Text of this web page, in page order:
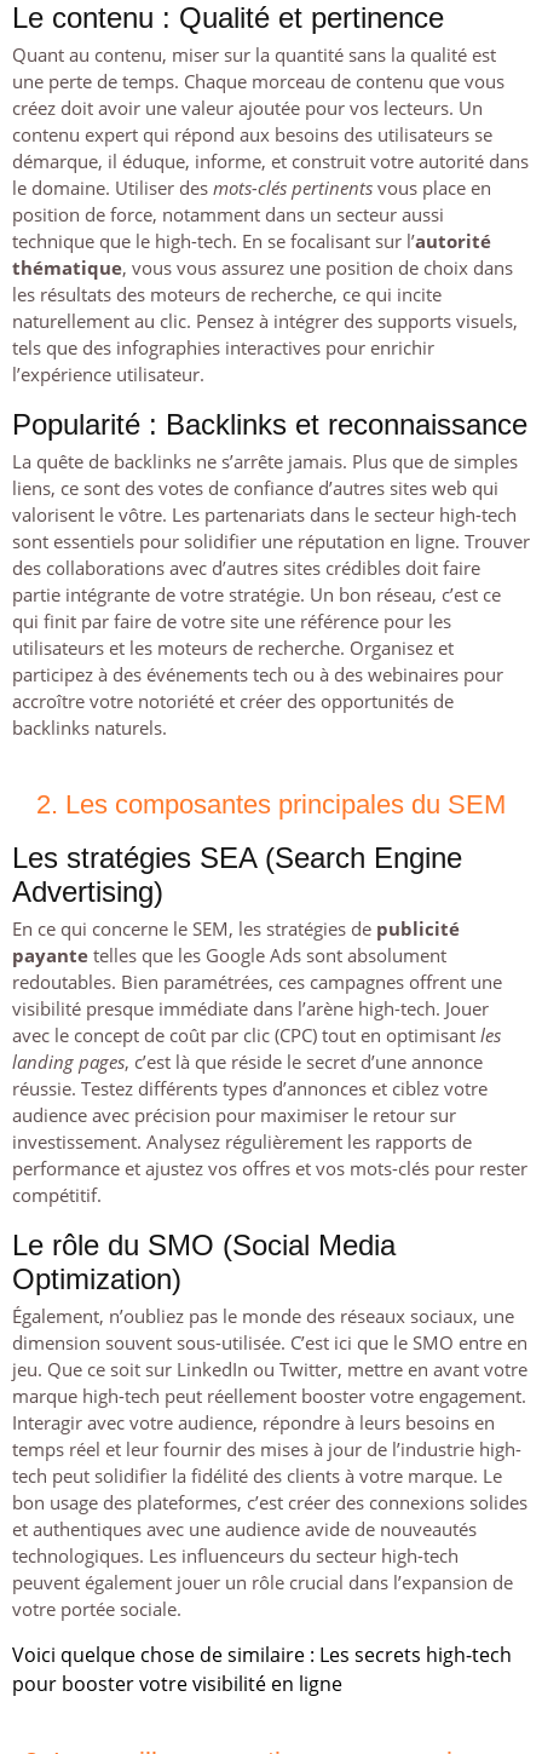
Le contenu : Qualité et pertinence
Quant au contenu, miser sur la quantité sans la qualité est
une perte de temps. Chaque morceau de contenu que vous
créez doit avoir une valeur ajoutée pour vos lecteurs. Un
contenu expert qui répond aux besoins des utilisateurs se
démarque, il éduque, informe, et construit votre autorité dans
le domaine. Utiliser des mots-clés pertinents vous place en
position de force, notamment dans un secteur aussi
technique que le high-tech. En se focalisant sur l’autorité
thématique, vous vous assurez une position de choix dans
les résultats des moteurs de recherche, ce qui incite
naturellement au clic. Pensez à intégrer des supports visuels,
tels que des infographies interactives pour enrichir
l’expérience utilisateur.
Popularité : Backlinks et reconnaissance
La quête de backlinks ne s’arrête jamais. Plus que de simples
liens, ce sont des votes de confiance d’autres sites web qui
valorisent le vôtre. Les partenariats dans le secteur high-tech
sont essentiels pour solidifier une réputation en ligne. Trouver
des collaborations avec d’autres sites crédibles doit faire
partie intégrante de votre stratégie. Un bon réseau, c’est ce
qui finit par faire de votre site une référence pour les
utilisateurs et les moteurs de recherche. Organisez et
participez à des événements tech ou à des webinaires pour
accroître votre notoriété et créer des opportunités de
backlinks naturels.
2. Les composantes principales du SEM
Les stratégies SEA (Search Engine
Advertising)
En ce qui concerne le SEM, les stratégies de publicité
payante telles que les Google Ads sont absolument
redoutables. Bien paramétrées, ces campagnes offrent une
visibilité presque immédiate dans l’arène high-tech. Jouer
avec le concept de coût par clic (CPC) tout en optimisant les
landing pages, c’est là que réside le secret d’une annonce
réussie. Testez différents types d’annonces et ciblez votre
audience avec précision pour maximiser le retour sur
investissement. Analysez régulièrement les rapports de
performance et ajustez vos offres et vos mots-clés pour rester
compétitif.
Le rôle du SMO (Social Media
Optimization)
Également, n’oubliez pas le monde des réseaux sociaux, une
dimension souvent sous-utilisée. C’est ici que le SMO entre en
jeu. Que ce soit sur LinkedIn ou Twitter, mettre en avant votre
marque high-tech peut réellement booster votre engagement.
Interagir avec votre audience, répondre à leurs besoins en
temps réel et leur fournir des mises à jour de l’industrie high-
tech peut solidifier la fidélité des clients à votre marque. Le
bon usage des plateformes, c’est créer des connexions solides
et authentiques avec une audience avide de nouveautés
technologiques. Les influenceurs du secteur high-tech
peuvent également jouer un rôle crucial dans l’expansion de
votre portée sociale.
Voici quelque chose de similaire : Les secrets high-tech
pour booster votre visibilité en ligne